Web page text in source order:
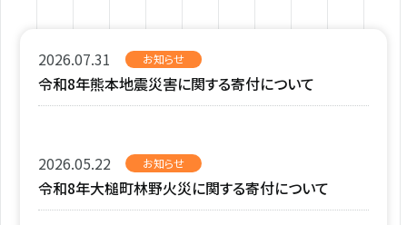
2026.07.31 お知らせ
令和8年熊本地震災害に関する寄付について
2026.05.22 お知らせ
令和8年大槌町林野火災に関する寄付について